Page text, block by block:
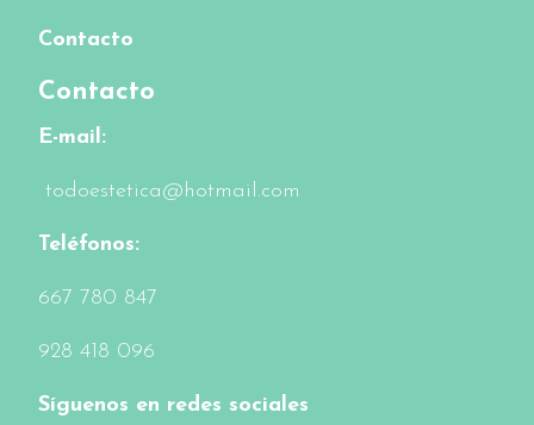
Contacto
Contacto
E-mail:
todoestetica@hotmail.com
Teléfonos:
667 780 847
928 418 096
Síguenos en redes sociales